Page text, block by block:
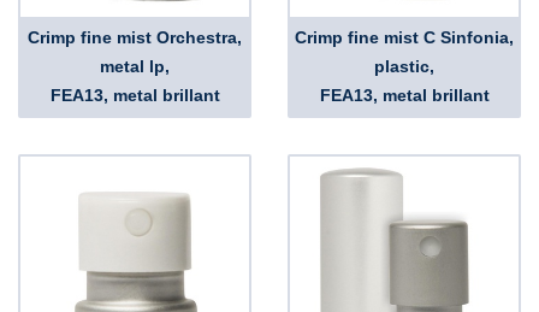
Crimp fine mist Orchestra,
metal lp,
FEA13, metal brillant
Crimp fine mist C Sinfonia,
plastic,
FEA13, metal brillant